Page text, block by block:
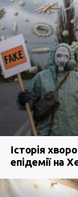
Історія
епідемії на